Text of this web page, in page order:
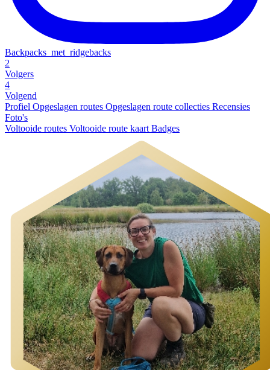
Backpacks_met_ridgebacks
2
Volgers
4
Volgend
Profiel Opgeslagen routes Opgeslagen route collecties Recensies
Foto's
Voltooide routes Voltooide route kaart Badges